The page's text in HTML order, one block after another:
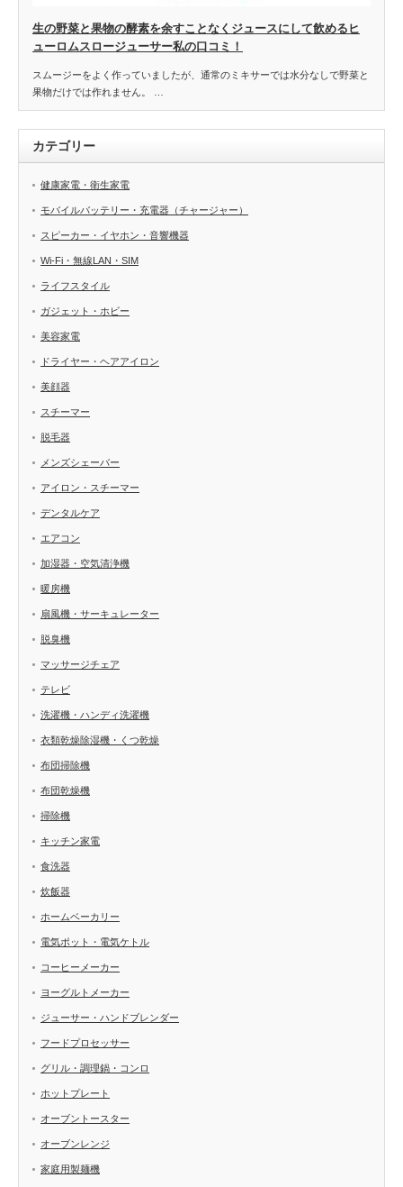
生の野菜と果物の酵素を余すことなくジュースにして飲めるヒ
ューロムスロージューサー私の口コミ！
スムージーをよく作っていましたが、通常のミキサーでは水分なしで野菜と
果物だけでは作れません。 …
カテゴリー
健康家電・衛生家電
モバイルバッテリー・充電器（チャージャー）
スピーカー・イヤホン・音響機器
Wi-Fi・無線LAN・SIM
ライフスタイル
ガジェット・ホビー
美容家電
ドライヤー・ヘアアイロン
美顔器
スチーマー
脱毛器
メンズシェーバー
アイロン・スチーマー
デンタルケア
エアコン
加湿器・空気清浄機
暖房機
扇風機・サーキュレーター
脱臭機
マッサージチェア
テレビ
洗濯機・ハンディ洗濯機
衣類乾燥除湿機・くつ乾燥
布団掃除機
布団乾燥機
掃除機
キッチン家電
食洗器
炊飯器
ホームベーカリー
電気ポット・電気ケトル
コーヒーメーカー
ヨーグルトメーカー
ジューサー・ハンドブレンダー
フードプロセッサー
グリル・調理鍋・コンロ
ホットプレート
オーブントースター
オーブンレンジ
家庭用製麺機